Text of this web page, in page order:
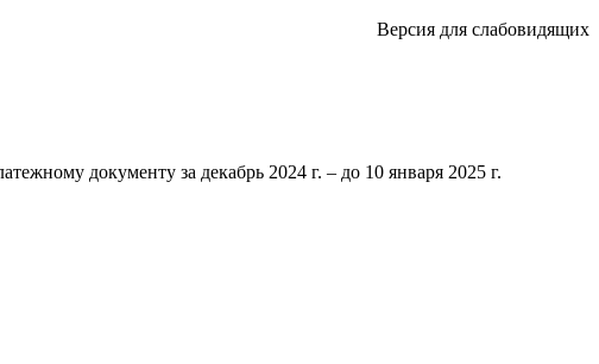
Версия для слабовидящих
документу за декабрь 2024 г. – до 10 января 2025 г.